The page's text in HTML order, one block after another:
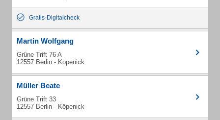
Gratis-Digitalcheck
Martin Wolfgang
Grüne Trift 76 A
12557 Berlin - Köpenick
Müller Beate
Grüne Trift 33
12557 Berlin - Köpenick